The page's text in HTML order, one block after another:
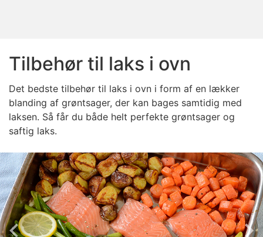
Tilbehør til laks i ovn
Det bedste tilbehør til laks i ovn i form af en lækker
blanding af grøntsager, der kan bages samtidig med
laksen. Så får du både helt perfekte grøntsager og
saftig laks.